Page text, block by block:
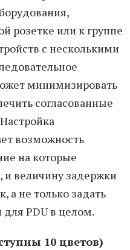
розетке или к группе
c несколькими
минимизировать
согласованные
возможность
на которые
и величину задержки
а не только задать
для PDU в целом.
10 цветов)